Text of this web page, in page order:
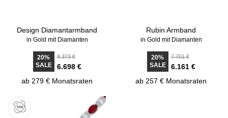
Design Diamantarmband
in Gold mit Diamanten
20%
SALE
8.373 €
6.698 €
ab 279 € Monatsraten
Rubin Armband
in Gold mit Diamanten
20%
SALE
7.701 €
6.161 €
ab 257 € Monatsraten